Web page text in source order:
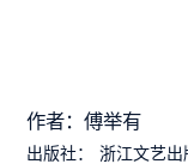
作者：傅举有
出版社：
浙江文艺出